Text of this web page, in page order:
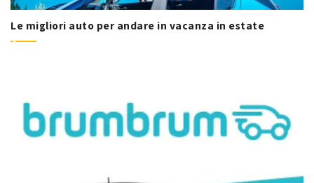
Le migliori auto per andare in vacanza in estate